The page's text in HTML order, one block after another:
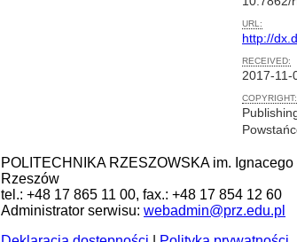
URL:
http://
RECEIVED:
2017-11-
COPYRIGHT:
POLITECHNIKA RZESZOWSKA im.
Rzeszów
tel.: +48 17 865 11 00, fax.: +48 17 854 12 60
Administrator serwisu: webadmin@prz.edu.pl